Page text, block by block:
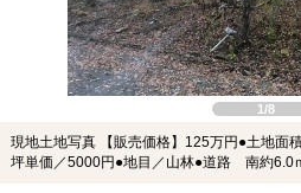
1/8
現地土地写真 【販売価格】125万円●土地面
坪単価／5000円●地目／山林●道路 南約6.0